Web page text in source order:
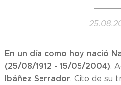
En un día como hoy nació
(25/08/1912 - 15/05/2004).
Ibáñez Serrador. Cito de su